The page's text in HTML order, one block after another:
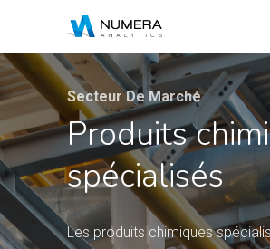
Secteur De Marché
Produits
spécialisés
Les produits chimiques